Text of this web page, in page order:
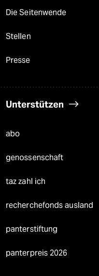
Die Seitenwende
Stellen
Presse
Unterstützen
abo
genossenschaft
taz zahl ich
recherchefonds ausland
panterstiftung
panterpreis 2026